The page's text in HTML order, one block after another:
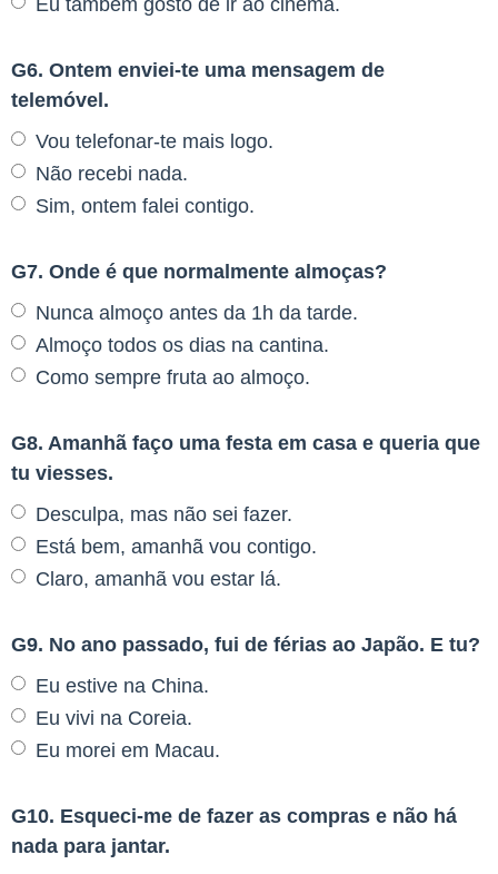
G6. Ontem enviei-te uma mensagem de
telemóvel.
Vou telefonar-te mais logo.
Não recebi nada.
Sim, ontem falei contigo.
G7. Onde é que normalmente almoças?
Nunca almoço antes da 1h da tarde.
Almoço todos os dias na cantina.
Como sempre fruta ao almoço.
G8. Amanhã faço uma festa em casa e queria que
tu viesses.
Desculpa, mas não sei fazer.
Está bem, amanhã vou contigo.
Claro, amanhã vou estar lá.
G9. No ano passado, fui de férias ao Japão. E tu?
Eu estive na China.
Eu vivi na Coreia.
Eu morei em Macau.
G10. Esqueci-me de fazer as compras e não há
nada para jantar.